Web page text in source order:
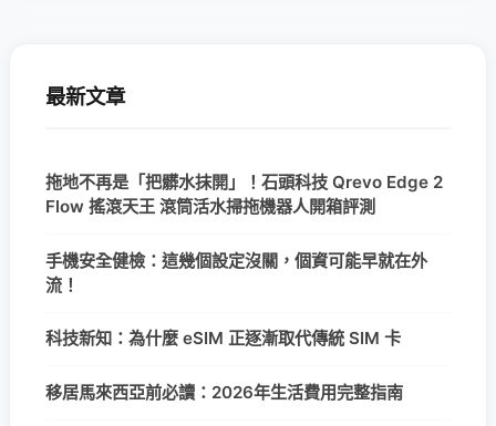
最新文章
拖地不再是「把髒水抹開」！石頭科技 Qrevo Edge 2
Flow 搖滾天王 滾筒活水掃拖機器人開箱評測
手機安全健檢：這幾個設定沒關，個資可能早就在外
流！
科技新知：為什麼 eSIM 正逐漸取代傳統 SIM 卡
移居馬來西亞前必讀：2026年生活費用完整指南